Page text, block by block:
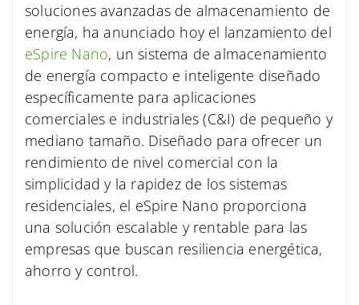
soluciones avanzadas de almacenamiento de
energía, ha anunciado hoy el lanzamiento del
eSpire Nano, un sistema de almacenamiento
de energía compacto e inteligente diseñado
específicamente para aplicaciones
comerciales e industriales (C&I) de pequeño y
mediano tamaño. Diseñado para ofrecer un
rendimiento de nivel comercial con la
simplicidad y la rapidez de los sistemas
residenciales, el eSpire Nano proporciona
una solución escalable y rentable para las
empresas que buscan resiliencia energética,
ahorro y control.